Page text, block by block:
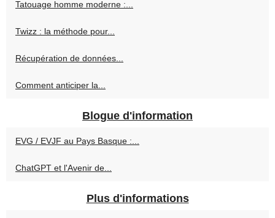
Tatouage homme moderne :...
Twizz : la méthode pour...
Récupération de données...
Comment anticiper la...
Blogue d'information
EVG / EVJF au Pays Basque :...
ChatGPT et l'Avenir de...
Plus d'informations